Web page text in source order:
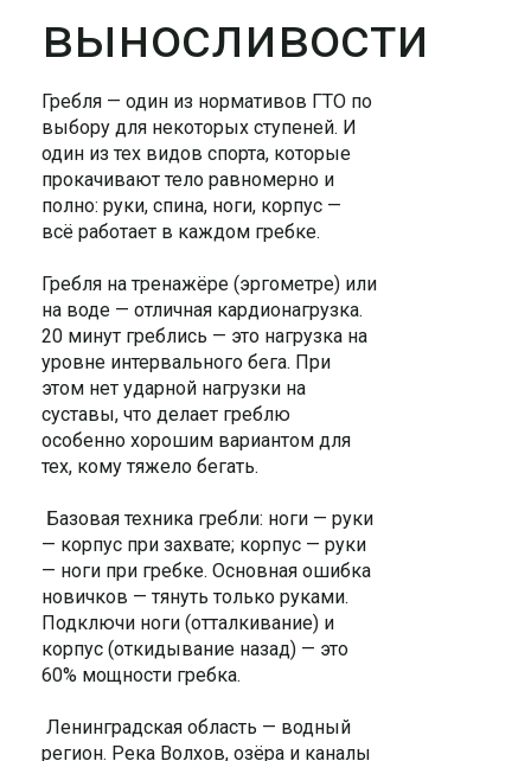
выносливости
Гребля — один из нормативов ГТО по
выбору для некоторых ступеней. И
один из тех видов спорта, которые
прокачивают тело равномерно и
полно: руки, спина, ноги, корпус —
всё работает в каждом гребке.
Гребля на тренажёре (эргометре) или
на воде — отличная кардионагрузка.
20 минут греблись — это нагрузка на
уровне интервального бега. При
этом нет ударной нагрузки на
суставы, что делает греблю
особенно хорошим вариантом для
тех, кому тяжело бегать.
Базовая техника гребли: ноги — руки
— корпус при захвате; корпус — руки
— ноги при гребке. Основная ошибка
новичков — тянуть только руками.
Подключи ноги (отталкивание) и
корпус (откидывание назад) — это
60% мощности гребка.
Ленинградская область — водный
регион. Река Волхов, озёра и каналы